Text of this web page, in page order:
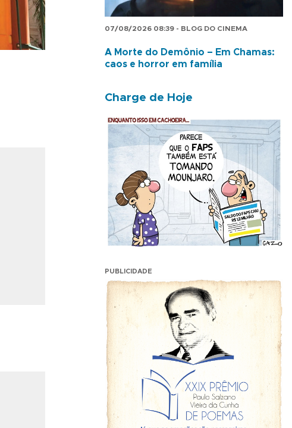
07/08/2026 08:39 - BLOG DO CINEMA
A Morte do Demônio – Em Chamas:
caos e horror em família
Charge de Hoje
PUBLICIDADE